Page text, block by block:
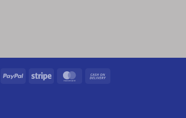
PayPal Stripe MasterCard